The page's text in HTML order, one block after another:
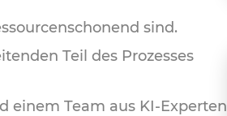
sind.
Teil des Prozesses
einem Team aus KI-Experten